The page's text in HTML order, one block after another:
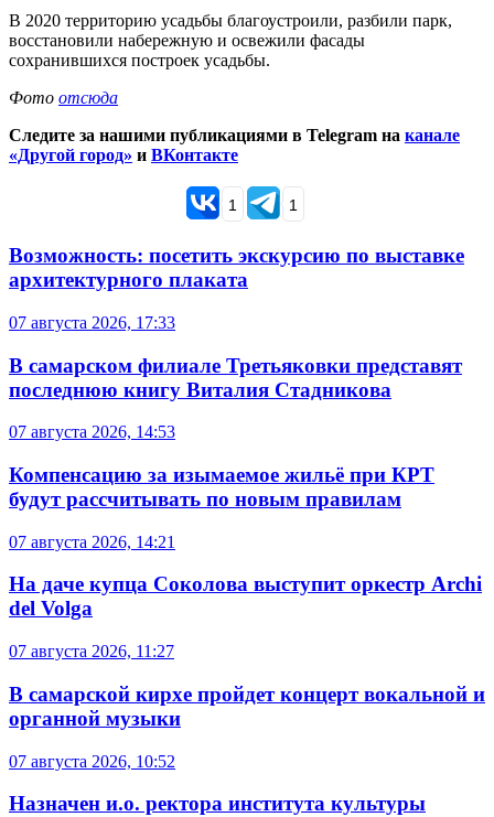
В 2020 территорию усадьбы благоустроили, разбили парк,
восстановили набережную и освежили фасады
сохранившихся построек усадьбы.
Фото отсюда
Следите за нашими публикациями в Telegram на канале
«Другой город» и ВКонтакте
1 1
Возможность: посетить экскурсию по выставке
архитектурного плаката
07 августа 2026, 17:33
В самарском филиале Третьяковки представят
последнюю книгу Виталия Стадникова
07 августа 2026, 14:53
Компенсацию за изымаемое жильё при КРТ
будут рассчитывать по новым правилам
07 августа 2026, 14:21
На даче купца Соколова выступит оркестр Archi
del Volga
07 августа 2026, 11:27
В самарской кирхе пройдет концерт вокальной и
органной музыки
07 августа 2026, 10:52
Назначен и.о. ректора института культуры